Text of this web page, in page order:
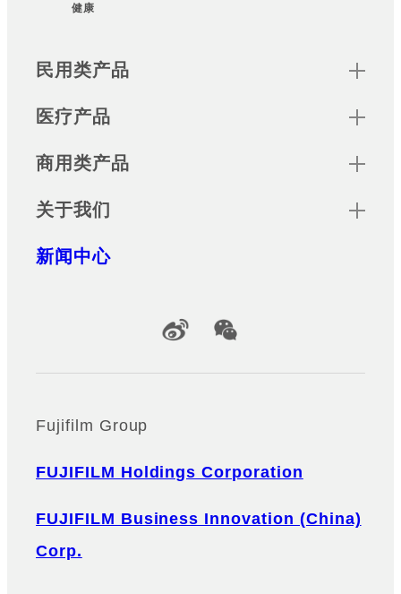
Footer健康
Sitemap
民用类产品
医疗产品
商用类产品
关于我们
新闻中心
Official Social Media Accounts
Fujifilm Group
FUJIFILM Holdings Corporation
FUJIFILM Business Innovation (China)
Corp.